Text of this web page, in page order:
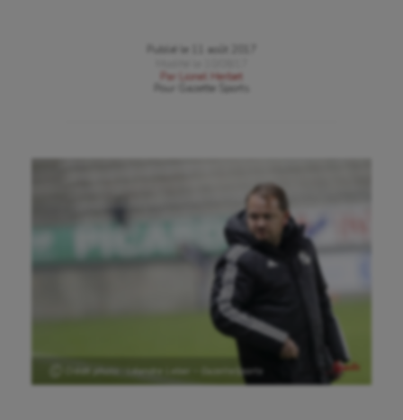
Publié le
11 août 2017
Par
Lionel Herbet
Gazette Sports
Ⓒ Crédit photo : Léandre Leber – GazetteSports